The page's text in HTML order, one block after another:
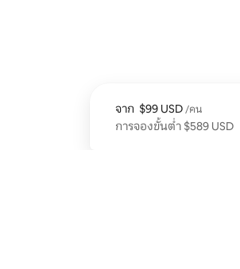
จาก $99 USD /คน
เริ่มต้นที่ $99 USD
การจองขั้นต่ำ $589 USD